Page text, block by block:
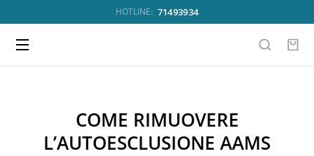
HOTLINE: 71493934
COME RIMUOVERE
L’AUTOESCLUSIONE AAMS